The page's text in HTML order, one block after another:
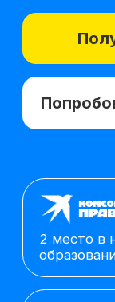
образования в
2 место в
образование
*Все иностранные
вы можете найти с
на отдельной